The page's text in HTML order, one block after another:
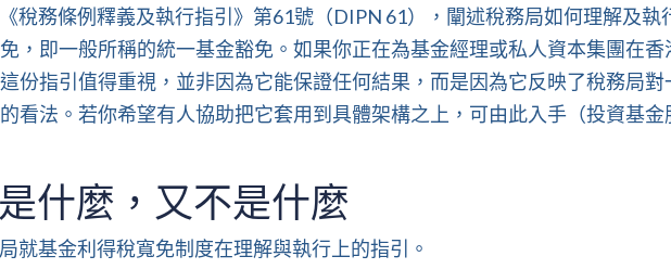
稅務條例釋義及執行指引》第61號（DIPN 61），闡述稅務局如何理解及執
，即一般所稱的統一基金豁免。如果你正在為基金經理或私人資本集團在香
份指引值得重視，並非因為它能保證任何結果，而是因為它反映了稅務局對
看法。若你希望有人協助把它套用到具體架構之上，可由此入手（投資基金
什麼，又不是什麼
就基金利得稅寬免制度在理解與執行上的指引。